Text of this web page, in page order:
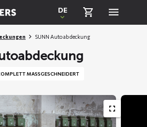
DE
SUNN Autoabdeckung
MASSGESCHNEIDERT